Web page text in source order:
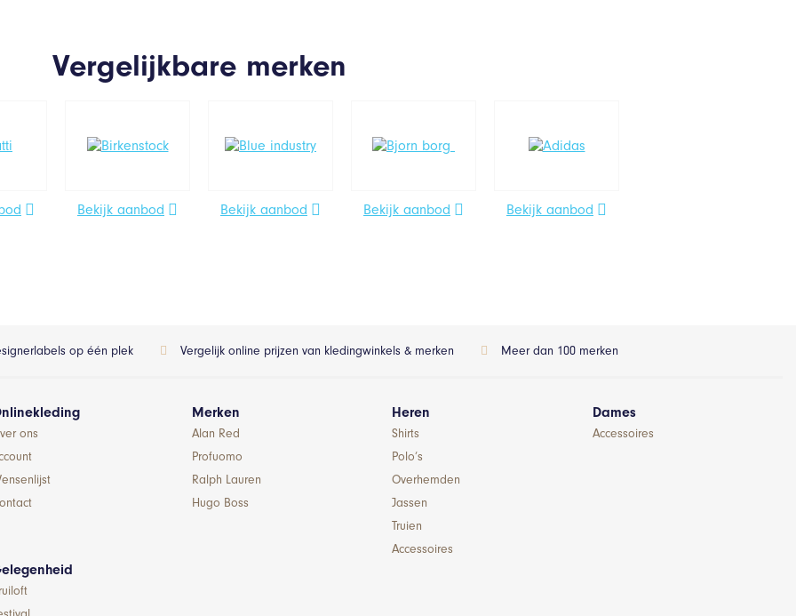
Vergelijkbare merken
Bekijk aanbod Bekijk aanbod Bekijk aanbod Bekijk aanbod
op één plek Vergelijk online prijzen van kledingwinkels & merken Meer dan 100 merken
ons
Merken
Alan Red
Profuomo
Ralph Lauren
Hugo Boss
Heren
Shirts
Polo’s
Overhemden
Jassen
Truien
Accessoires
Dames
Accessoires